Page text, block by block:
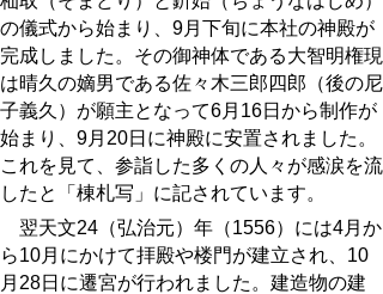
の儀式から始まり、9月下旬に本社の神殿が
完成しました。その御神体である大智明権現
は晴久の嫡男である佐々木三郎四郎（後の尼
子義久）が願主となって6月16日から制作が
始まり、9月20日に神殿に安置されました。
これを見て、参詣した多くの人々が感涙を流
したと「棟札写」に記されています。
翌天文24（弘治元）年（1556）には4月か
ら10月にかけて拝殿や楼門が建立され、10
月28日に遷宮が行われました。建造物の建